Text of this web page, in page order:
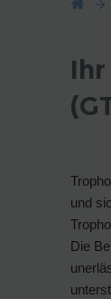
und
Die